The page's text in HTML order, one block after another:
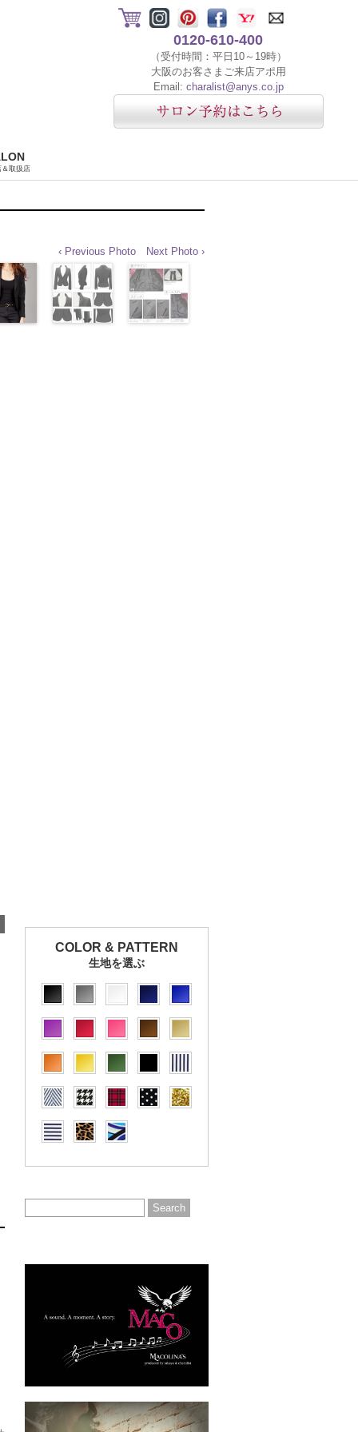
0120-610-400
（受付時間：平日10～19時）
大阪のお客さまご来店アポ用
Email: charalist@anys.co.jp
＆取扱店
‹ Previous Photo Next Photo ›
COLOR & PATTERN
生地を選ぶ